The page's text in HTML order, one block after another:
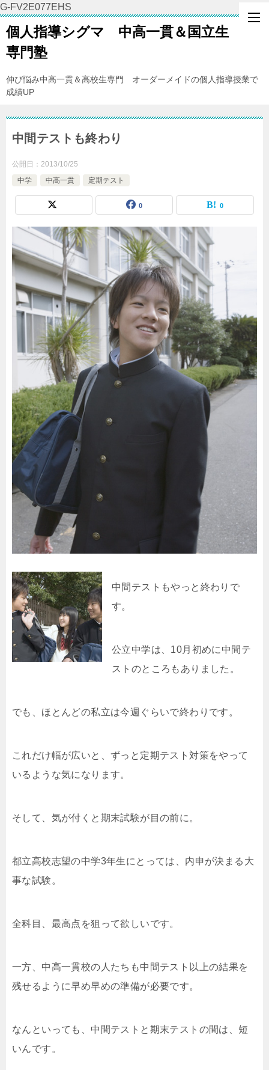
G-FV2E077EHS
個人指導シグマ 中高一貫＆国立生
専門塾
伸び悩み中高一貫＆高校生専門 オーダーメイドの個人指導授業で
成績UP
中間テストも終わり
公開日： 2013/10/25
中学
中高一貫 定期テスト
0 0
中間テストもやっと終わりで
す。
公立中学は、10月初めに中間テ
ストのところもありました。
でも、ほとんどの私立は今週ぐらいで終わりです。
これだけ幅が広いと、ずっと定期テスト対策をやって
いるような気になります。
そして、気が付くと期末試験が目の前に。
都立高校志望の中学3年生にとっては、内申が決まる大
事な試験。
全科目、最高点を狙って欲しいです。
一方、中高一貫校の人たちも中間テスト以上の結果を
残せるように早め早めの準備が必要です。
なんといっても、中間テストと期末テストの間は、短
いんです。